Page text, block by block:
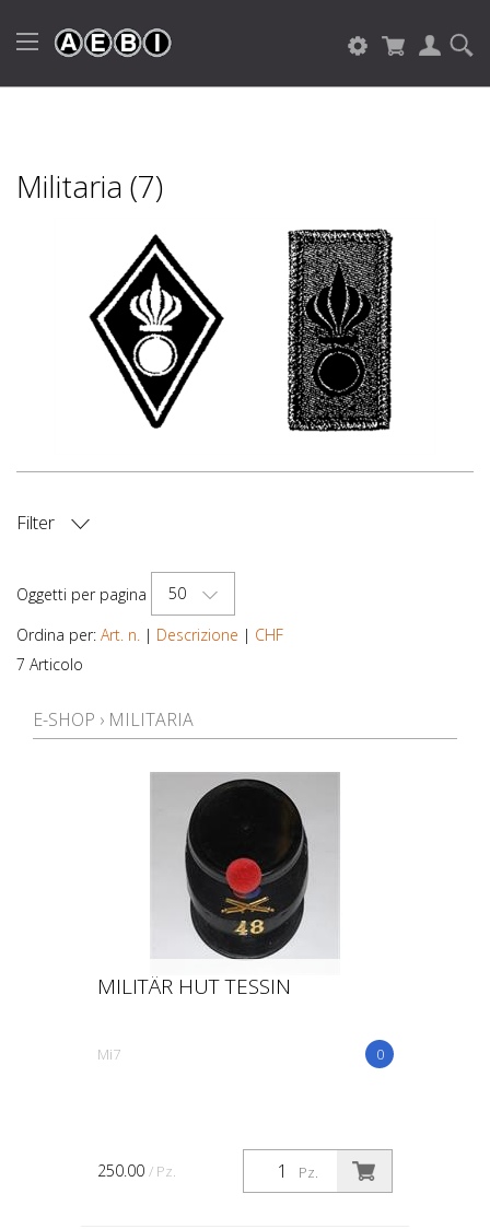
Militaria (7)
Filter
Oggetti per pagina
50
Ordina per: Art. n. | Descrizione | CHF
7 Articolo
E-SHOP › MILITARIA
MILITÄR HUT TESSIN
0
Mi7
Pz.
250.00 / Pz.